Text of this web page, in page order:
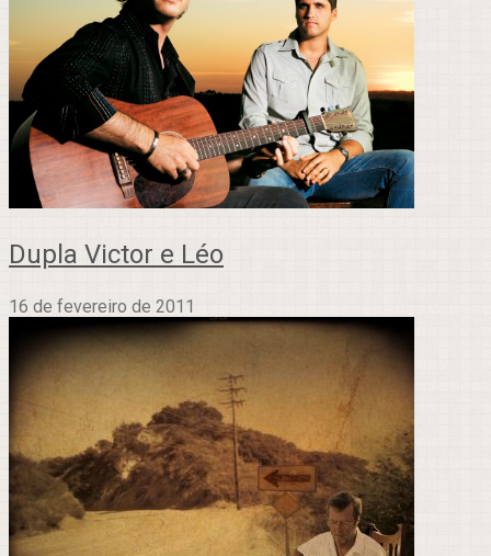
Dupla Victor e Léo
16 de fevereiro de 2011